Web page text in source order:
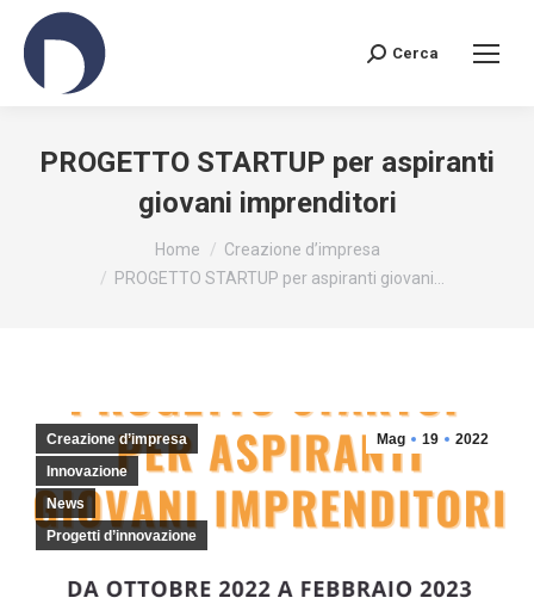
Search:
Cerca
PROGETTO STARTUP per aspiranti
giovani imprenditori
Home
Creazione d’impresa
PROGETTO STARTUP per aspiranti giovani…
Mag 19 2022
Creazione d’impresa
Innovazione
News
Progetti d’innovazione